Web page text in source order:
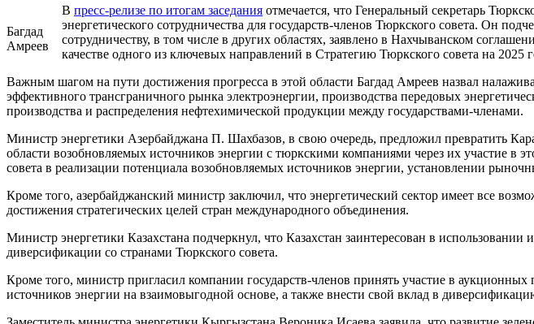
Багдад
Амреев
В пресс-релизе по итогам заседания отмечается, что Генеральный секретарь
энергетического сотрудничества для государств-членов Тюркского совета. Он
сотрудничеству, в том числе в других областях, заявлено в Нахчыванском
качестве одного из ключевых направлений в Стратегию Тюркского совета на
Важным шагом на пути достижения прогресса в этой области Багдад Амреев назвал
эффективного трансграничного рынка электроэнергии, производства передовых
производства и распределения нефтехимической продукции между государствами-членами.
Министр энергетики Азербайджана П. Шахбазов, в свою очередь, предложил превратить
области возобновляемых источников энергии с тюркскими компаниями через их участие
совета в реализации потенциала возобновляемых источников энергии, установлении
Кроме того, азербайджанский министр заключил, что энергетический сектор имеет все
достижения стратегических целей стран международного объединения.
Министр энергетики Казахстана подчеркнул, что Казахстан заинтересован в
диверсификации со странами Тюркского совета.
Кроме того, министр пригласил компании государств-членов принять участие в
источников энергии на взаимовыгодной основе, а также внести свой вклад в